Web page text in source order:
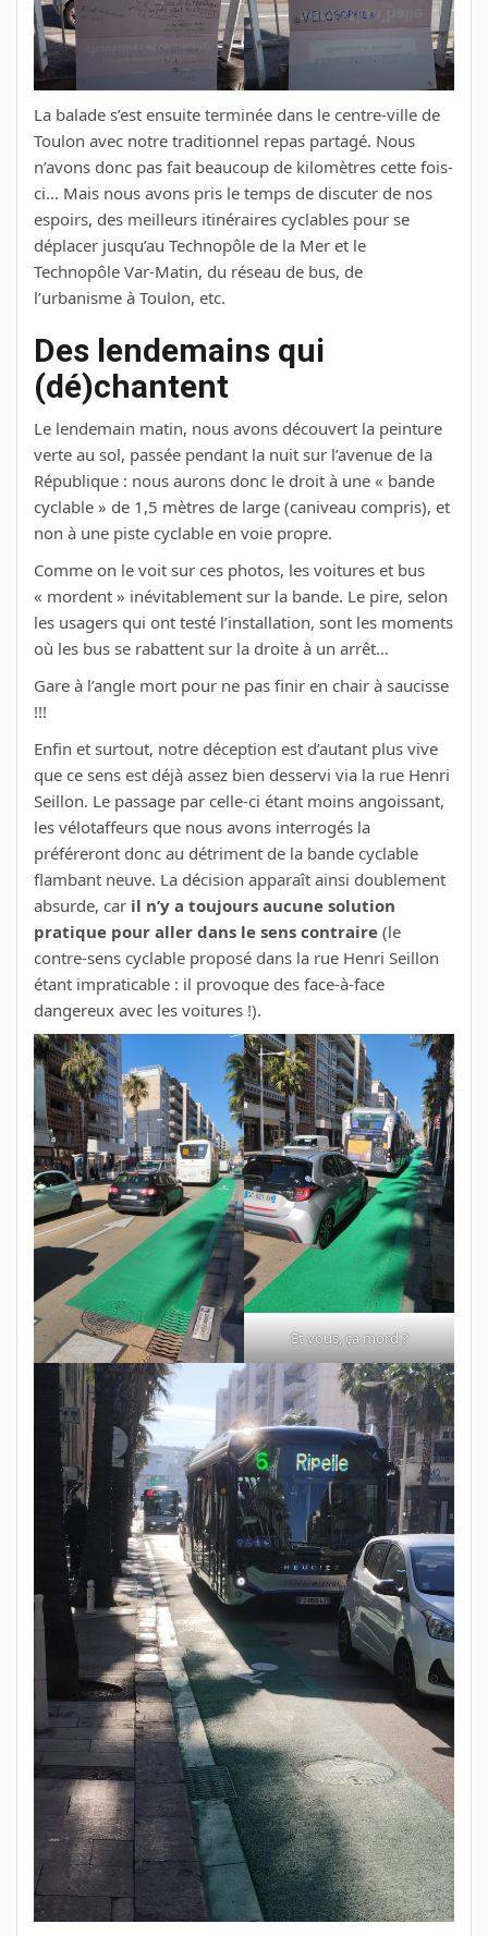
La balade s’est ensuite terminée dans le centre-ville de
Toulon avec notre traditionnel repas partagé. Nous
n’avons donc pas fait beaucoup de kilomètres cette fois-
ci… Mais nous avons pris le temps de discuter de nos
espoirs, des meilleurs itinéraires cyclables pour se
déplacer jusqu’au Technopôle de la Mer et le
Technopôle Var-Matin, du réseau de bus, de
l’urbanisme à Toulon, etc.
Des lendemains qui
(dé)chantent
Le lendemain matin, nous avons découvert la peinture
verte au sol, passée pendant la nuit sur l’avenue de la
République : nous aurons donc le droit à une « bande
cyclable » de 1,5 mètres de large (caniveau compris), et
non à une piste cyclable en voie propre.
Comme on le voit sur ces photos, les voitures et bus
« mordent » inévitablement sur la bande. Le pire, selon
les usagers qui ont testé l’installation, sont les moments
où les bus se rabattent sur la droite à un arrêt…
Gare à l’angle mort pour ne pas finir en chair à saucisse
!!!
Enfin et surtout, notre déception est d’autant plus vive
que ce sens est déjà assez bien desservi via la rue Henri
Seillon. Le passage par celle-ci étant moins angoissant,
les vélotaffeurs que nous avons interrogés la
préféreront donc au détriment de la bande cyclable
flambant neuve. La décision apparaît ainsi doublement
absurde, car il n’y a toujours aucune solution
pratique pour aller dans le sens contraire (le
contre-sens cyclable proposé dans la rue Henri Seillon
étant impraticable : il provoque des face-à-face
dangereux avec les voitures !).
Et vous, ça mord ?